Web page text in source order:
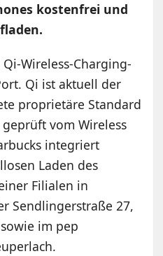
kostenfrei und
Wireless-Charging-
Qi ist aktuell der
proprietäre Standard
vom Wireless
integriert
Laden des
Filialen in
Sendlingerstraße 27,
im pep